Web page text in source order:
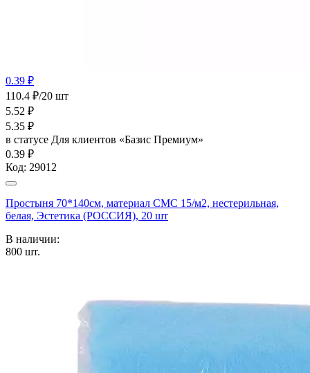
0.39 ₽
110.4 ₽/20 шт
5.52 ₽
5.35 ₽
в статусе Для клиентов «Базис Премиум»
0.39 ₽
Код: 29012
Простыня 70*140см, материал СМС 15/м2, нестерильная,
белая, Эстетика (РОССИЯ), 20 шт
В наличии:
800 шт.